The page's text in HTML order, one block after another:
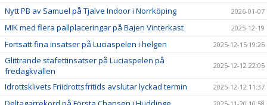
Nytt PB av Samuel på Tjalve Indoor i Norrköping 2026-01-07
MIK med flera pallplaceringar på Bajen Vinterkast 2025-12-19
Fortsatt fina insatser på Luciaspelen i helgen 2025-12-15 19:25
Glittrande stafettinsatser på Luciaspelen på
fredagkvällen
2025-12-12 22:05
Idrottsklivets Friidrottsfritids avslutar lyckad termin 2025-12-12 11:37